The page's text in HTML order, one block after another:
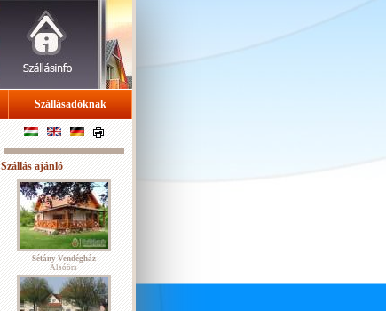
Szállásadóknak
Szállás ajánló
Sétány Vendégház
Alsóörs